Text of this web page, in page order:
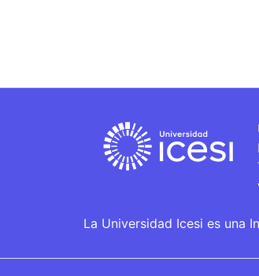
La Universidad Icesi es una